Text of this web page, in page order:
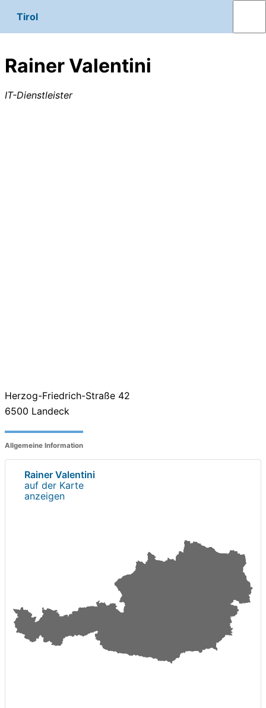
Tirol
Rainer Valentini
IT-Dienstleister
Herzog-Friedrich-Straße 42
6500 Landeck
Allgemeine Information
Rainer Valentini
auf der Karte
anzeigen